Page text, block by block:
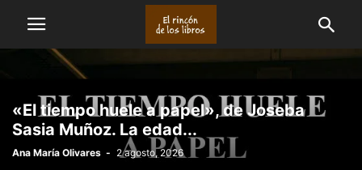
«El tiempo huele a papel», de Joseba
Sasia Muñoz. La edad...
Ana María Olivares - 2 agosto, 2026